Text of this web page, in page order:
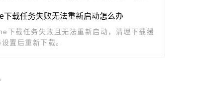
下载任务失败无法重新启动怎么办
下载任务失败且无法重新启动，清理下载缓
置后重新下载。